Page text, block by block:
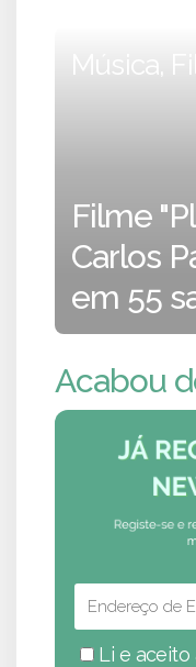
Música,
Filme
Carlos
em 55
Acabou
Li e aceito